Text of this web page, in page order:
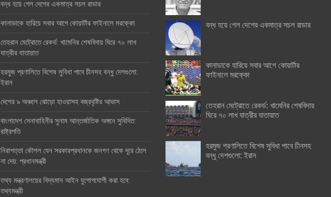
বন্ধ হয়ে গেল দেশের একমাত্র সচল রাডার
কানাডাকে হারিয়ে সবার আগে কোয়ার্টার ফাইনালে মরক্কো
তেহরান মেট্রোতে রেকর্ড: খামেনির শেষবিদায় ঘিরে ৭০ লাখ
যাত্রীর যাতায়াত
হরমুজ প্রণালিতে বিশেষ সুবিধা পাবে চীনসহ বন্ধু দেশগুলো:
ইরান
দেশের ৯ অঞ্চলে ঝোড়ো হাওয়াসহ বজ্রবৃষ্টির আভাস
বাংলাদেশ সেনাবাহিনীর সুনাম আন্তর্জাতিক অঙ্গনে সুবিদিত:
রাষ্ট্রপতি
নিরাপত্তা কৌশল যেন সরকারপ্রধানকে জনগণ থেকে দূরে ঠেলে
না দেয়: প্রধানমন্ত্রী
তথ্য মন্ত্রণালয়ের বিদ্যমান আইন যুগোপযোগী করা হবে:
তথ্যমন্ত্রী
বন্ধ হয়ে গেল দেশের একমাত্র সচল রাডার
কানাডাকে হারিয়ে সবার আগে কোয়ার্টার
ফাইনালে মরক্কো
তেহরান মেট্রোতে রেকর্ড: খামেনির শেষবিদায়
ঘিরে ৭০ লাখ যাত্রীর যাতায়াত
হরমুজ প্রণালিতে বিশেষ সুবিধা পাবে চীনসহ
বন্ধু দেশগুলো: ইরান